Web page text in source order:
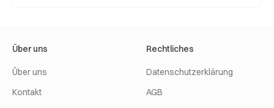
Über uns
Über uns
Kontakt
Rechtliches
Datenschutzerklärung
AGB